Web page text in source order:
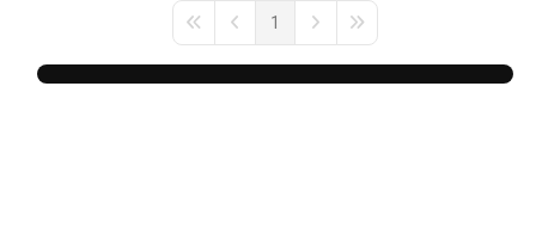
First PagePrevious Page
1
Next PageLast Page